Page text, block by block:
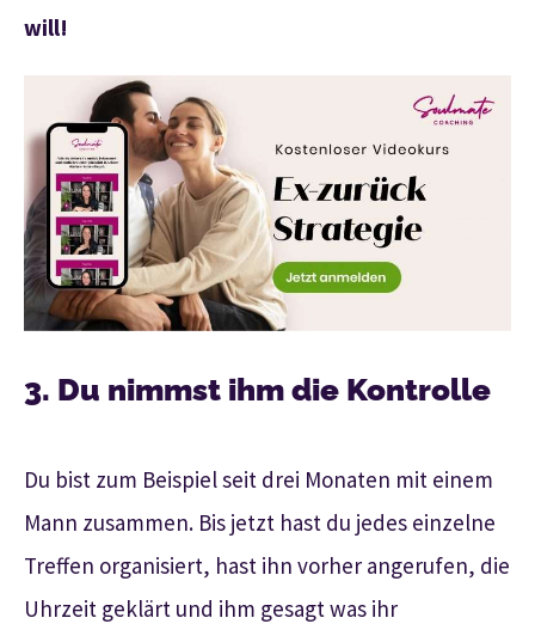
will!
3. Du nimmst ihm die Kontrolle
Du bist zum Beispiel seit drei Monaten mit einem
Mann zusammen. Bis jetzt hast du jedes einzelne
Treffen organisiert, hast ihn vorher angerufen, die
Uhrzeit geklärt und ihm gesagt was ihr